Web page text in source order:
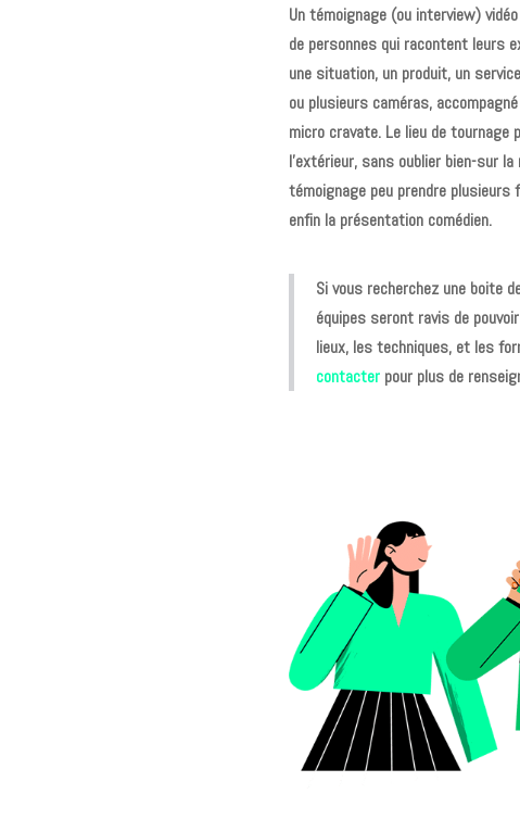
Un témoignage (ou interview)
de personnes qui racontent leurs
une situation, un produit, un
ou plusieurs caméras,
micro cravate. Le lieu de tournage
l’extérieur, sans oublier bien-sur
témoignage peu prendre
enfin la présentation comédien.
Si vous recherchez une boite
équipes seront ravis de
lieux, les techniques, et les
contacter pour plus de